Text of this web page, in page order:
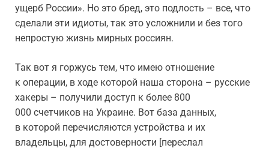
ущерб России». Но это бред, это подлость – все, что
сделали эти идиоты, так это усложнили и без того
непростую жизнь мирных россиян.
Так вот я горжусь тем, что имею отношение
к операции, в ходе которой наша сторона – русские
хакеры – получили доступ к более 800
000 счетчиков на Украине. Вот база данных,
в которой перечисляются устройства и их
владельцы, для достоверности [переслал